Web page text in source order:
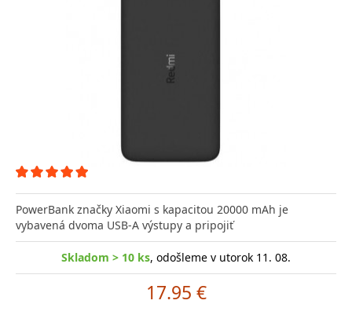
PowerBank značky Xiaomi s kapacitou 20000 mAh je
vybavená dvoma USB-A výstupy a pripojiť
Skladom > 10 ks, odošleme v utorok 11. 08.
17.95 €